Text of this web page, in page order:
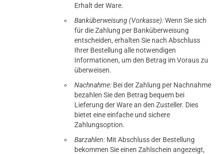
Erhalt der Ware.
Banküberweisung (Vorkasse):Wenn Sie sich
für die Zahlung per Banküberweisung
entscheiden, erhalten Sie nach Abschluss
Ihrer Bestellung alle notwendigen
Informationen, um den Betrag im Voraus zu
überweisen.
Nachnahme: Bei der Zahlung per Nachnahme
bezahlen Sie den Betrag bequem bei
Lieferung der Ware an den Zusteller. Dies
bietet eine einfache und sichere
Zahlungsoption.
Barzahlen: Mit Abschluss der Bestellung
bekommen Sie einen Zahlschein angezeigt,